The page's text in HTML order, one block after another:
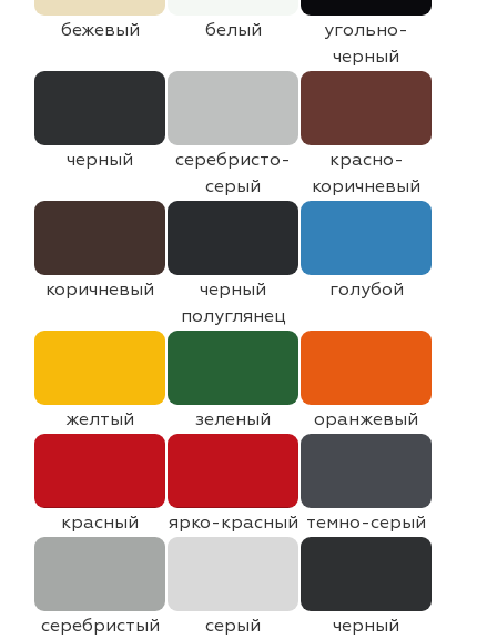
бежевый белый
угольно-
черный
черный
серебристо-
серый
красно-
коричневый
коричневый
черный
полуглянец
голубой
желтый зеленый оранжевый
красный ярко-красный темно-серый
серебристый
серый
черный